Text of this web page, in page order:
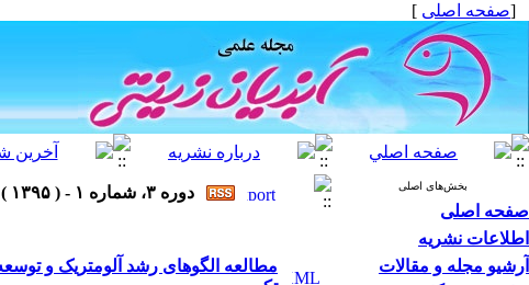
[صفحه اصلی ]
بخش‌های اصلی
صفحه اصلی
اطلاعات نشریه
آرشیو مجله و مقالات
دوره ۳، شماره ۱ - ( ۱۳۹۵ )